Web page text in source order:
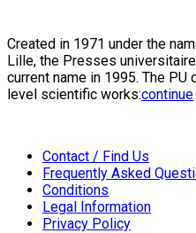
Created in 1971 under the
Lille, the Presses
current name in 1995. The
level scientific works:continue
Contact / Find Us
Frequently Asked
Conditions
Legal Information
Privacy Policy